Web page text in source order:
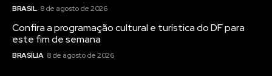
BRASIL 8 de agosto de 2026
Confira a programação cultural e turística do DF para
este fim de semana
BRASÍLIA 8 de agosto de 2026